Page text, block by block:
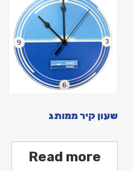
שעון קיר ממותג
Read more